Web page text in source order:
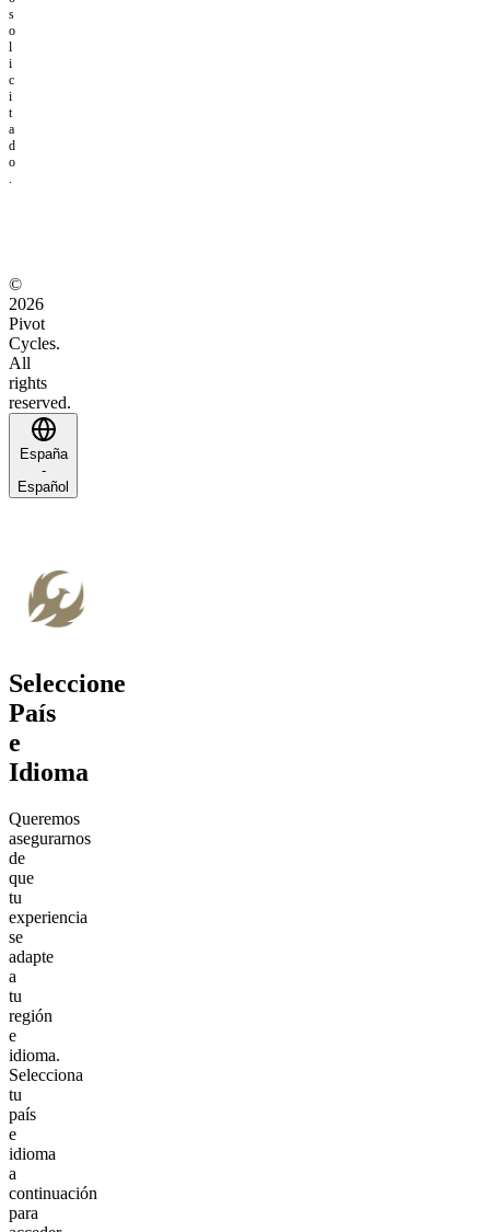
s
o
l
i
c
i
t
a
d
o
.
©
2026
Pivot
Cycles.
All
rights
reserved.
España
-
Español
Seleccione
País
e
Idioma
Queremos
asegurarnos
de
que
tu
experiencia
se
adapte
a
tu
región
e
idioma.
Selecciona
tu
país
e
idioma
a
continuación
para